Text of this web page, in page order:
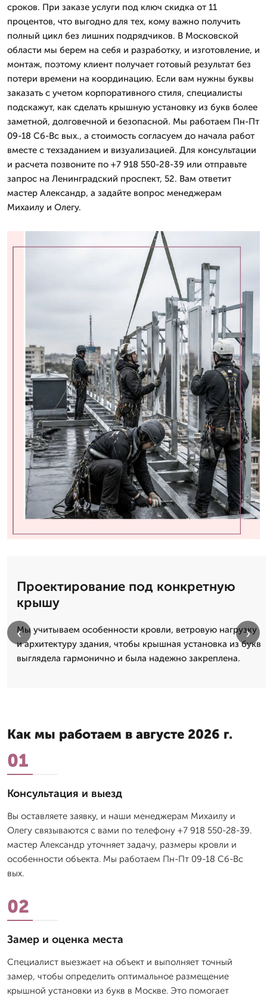
сроков. При заказе услуги под ключ скидка от 11
процентов, что выгодно для тех, кому важно получить
полный цикл без лишних подрядчиков. В Московской
области мы берем на себя и разработку, и изготовление, и
монтаж, поэтому клиент получает готовый результат без
потери времени на координацию. Если вам нужны буквы
заказать с учетом корпоративного стиля, специалисты
подскажут, как сделать крышную установку из букв более
заметной, долговечной и безопасной. Мы работаем Пн-Пт
09-18 Сб-Вс вых., а стоимость согласуем до начала работ
вместе с техзаданием и визуализацией. Для консультации
и расчета позвоните по +7 918 550-28-39 или отправьте
запрос на Ленинградский проспект, 52. Вам ответит
мастер Александр, а задайте вопрос менеджерам
Михаилу и Олегу.
Проектирование под конкретную
крышу
Мы учитываем особенности кровли, ветровую нагрузку
и архитектуру здания, чтобы крышная установка из букв
выглядела гармонично и была надежно закреплена.
‹ ›
Как мы работаем в августе 2026 г.
01
Консультация и выезд
Вы оставляете заявку, и наши менеджерам Михаилу и
Олегу связываются с вами по телефону +7 918 550-28-39.
мастер Александр уточняет задачу, размеры кровли и
особенности объекта. Мы работаем Пн-Пт 09-18 Сб-Вс
вых.
02
Замер и оценка места
Специалист выезжает на объект и выполняет точный
замер, чтобы определить оптимальное размещение
крышной установки из букв в Москве. Это помогает